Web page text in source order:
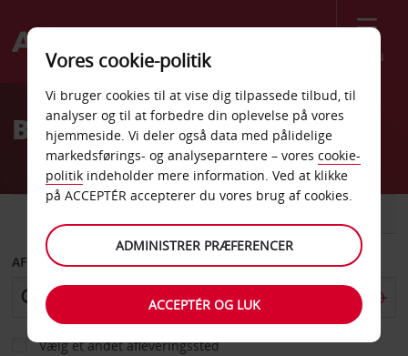
Menu
Welcome
AvisBiludlejning Mallorca
AFHENT FRA
Vælg et andet afleveringssted
Vores cookie-politik
Vi bruger cookies til at vise dig tilpassede tilbud, til
analyser og til at forbedre din oplevelse på vores
hjemmeside. Vi deler også data med pålidelige
markedsførings- og analyseparntere – vores cookie-
politik indeholder mere information. Ved at klikke
på ACCEPTÉR accepterer du vores brug af cookies.
ADMINISTRER PRÆFERENCER
ACCEPTÉR OG LUK